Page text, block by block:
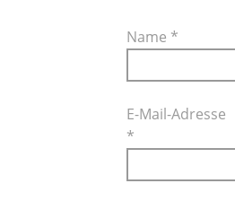
Name *
E-Mail-Adresse
*